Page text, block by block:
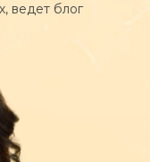
ведет блог